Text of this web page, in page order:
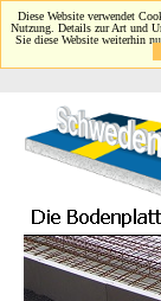
Diese Website verwendet
Nutzung. Details zur Art und
Sie diese Website weiterhin